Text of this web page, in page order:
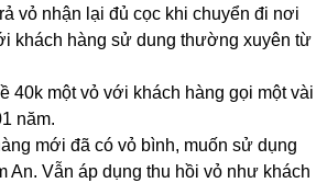
vỏ nhận lại đủ cọc khi chuyển đi nơi
khách hàng sử dung thường xuyên từ
40k một vỏ với khách hàng gọi một vài
năm.
mới đã có vỏ bình, muốn sử dụng
An. Vẫn áp dụng thu hồi vỏ như khách